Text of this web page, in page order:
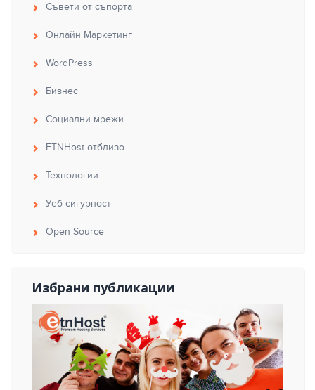
Съвети от съпорта
Онлайн Маркетинг
WordPress
Бизнес
Социални мрежи
ETNHost отблизо
Технологии
Уеб сигурност
Open Source
Избрани публикации